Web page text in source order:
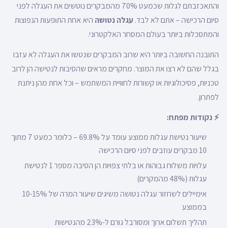
והתאכזבתם לגלות שכמעט 70% מהמבקרים נוטשים את העגלה לפני
סיום הרכישה – אתם לא לבד. עגלה נטושה היא אחת התופעות הנפוצות
והמתסכלות ביותר בעולם המסחר האלקטרוני.
התובנה החשובה ביותר היא שרוב המבקרים שנטשו את העגלה לא עזבו
בגלל שהם לא רצו את המוצר. מחקרים מראים שהסיבות לנטישה הן לרוב
טכניות, פסיכולוגיות או קשורות לחוויית המשתמש – וכל אחת מהן ניתנת
לפתרון.
⚡ נקודות מפתח:
שיעור נטישת עגלות ממוצע עומד על 69.8% – כלומר כמעט 7 מתוך
10 מבקרים עוזבים לפני סיום הרכישה
עלויות משלוח גבוהות או בלתי צפויות הן הסיבה מספר 1 לנטישת
עגלות (48% מהמקרים)
אימיילים לשחזור עגלה נטושה משיגים שיעור המרה של 10-15%
בממוצע
תהליך תשלום ארוך ומסורבל גורם ל-23% מהנטישות